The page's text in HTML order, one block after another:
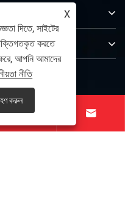
 
X
দিতে, সাইটের
করতে
আপনি আমাদের
নীতি
করুন